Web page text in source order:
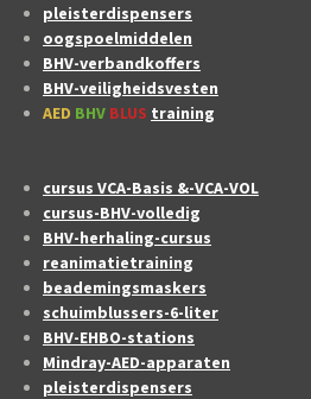
pleisterdispensers
oogspoelmiddelen
BHV-verbandkoffers
BHV-veiligheidsvesten
AED BHV BLUS training
cursus VCA-Basis &-VCA-VOL
cursus-BHV-volledig
BHV-herhaling-cursus
reanimatietraining
beademingsmaskers
schuimblussers-6-liter
BHV-EHBO-stations
Mindray-AED-apparaten
pleisterdispensers